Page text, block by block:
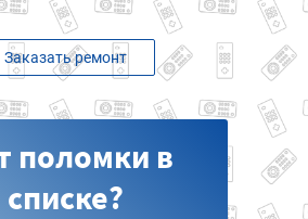
Заказать ремонт
поломки в
списке?